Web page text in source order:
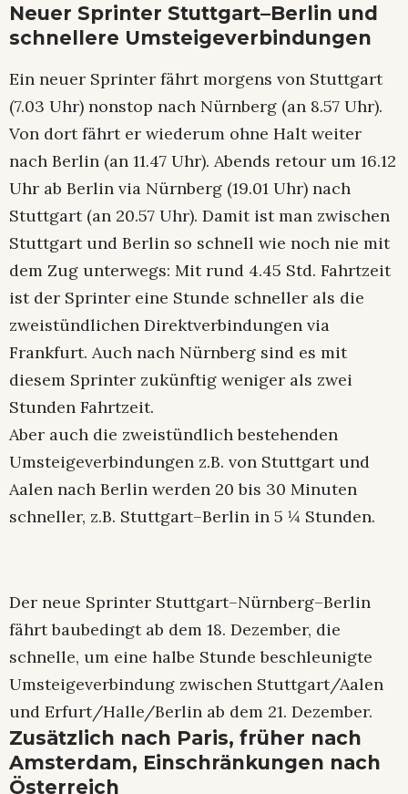
Neuer Sprinter Stuttgart–Berlin und
schnellere Umsteigeverbindungen
Ein neuer Sprinter fährt morgens von Stuttgart
(7.03 Uhr) nonstop nach Nürnberg (an 8.57 Uhr).
Von dort fährt er wiederum ohne Halt weiter
nach Berlin (an 11.47 Uhr). Abends retour um 16.12
Uhr ab Berlin via Nürnberg (19.01 Uhr) nach
Stuttgart (an 20.57 Uhr). Damit ist man zwischen
Stuttgart und Berlin so schnell wie noch nie mit
dem Zug unterwegs: Mit rund 4.45 Std. Fahrtzeit
ist der Sprinter eine Stunde schneller als die
zweistündlichen Direktverbindungen via
Frankfurt. Auch nach Nürnberg sind es mit
diesem Sprinter zukünftig weniger als zwei
Stunden Fahrtzeit.
Aber auch die zweistündlich bestehenden
Umsteigeverbindungen z.B. von Stuttgart und
Aalen nach Berlin werden 20 bis 30 Minuten
schneller, z.B. Stuttgart–Berlin in 5 ¼ Stunden.
Der neue Sprinter Stuttgart–Nürnberg–Berlin
fährt baubedingt ab dem 18. Dezember, die
schnelle, um eine halbe Stunde beschleunigte
Umsteigeverbindung zwischen Stuttgart/Aalen
und Erfurt/Halle/Berlin ab dem 21. Dezember.
Zusätzlich nach Paris, früher nach
Amsterdam, Einschränkungen nach
Österreich